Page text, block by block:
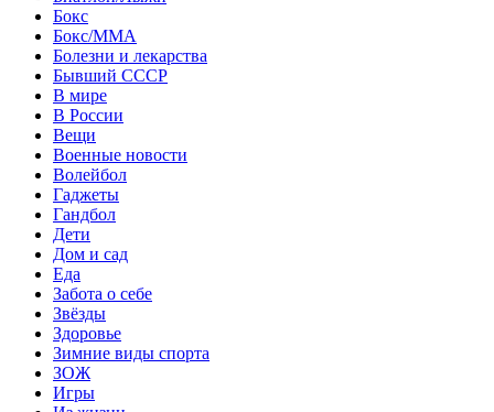
Бокс
Бокс/MMA
Болезни и лекарства
Бывший СССР
В мире
В России
Вещи
Военные новости
Волейбол
Гаджеты
Гандбол
Дети
Дом и сад
Еда
Забота о себе
Звёзды
Здоровье
Зимние виды спорта
ЗОЖ
Игры